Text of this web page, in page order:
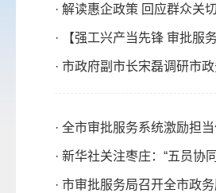
· 解读惠企政策 回应群众
· 【强工兴产当先锋 审批服
· 市政府副市长宋磊调研市
· 全市审批服务系统激励担
· 新华社关注枣庄：“五员协
· 市审批服务局召开全市政